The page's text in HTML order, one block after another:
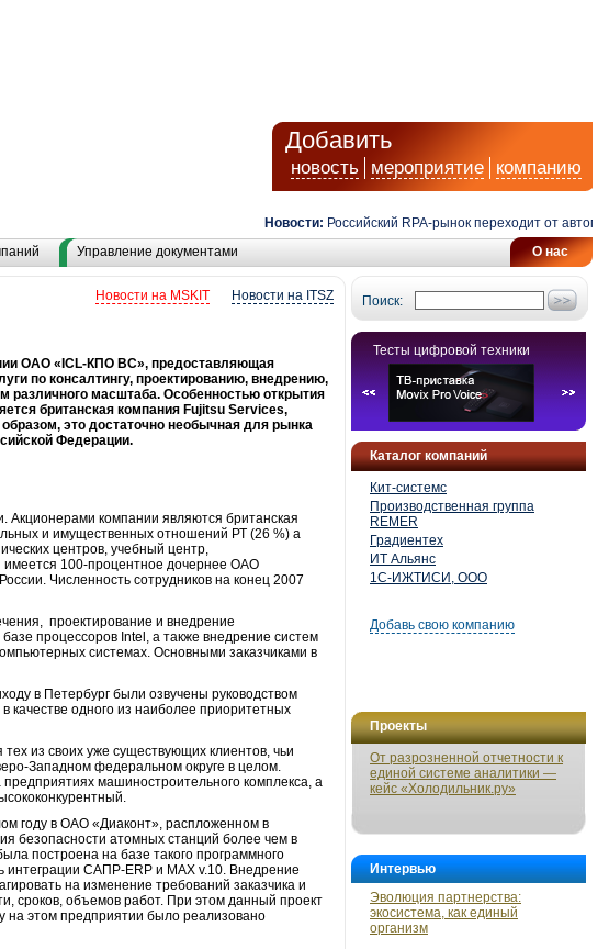
Добавить
новость мероприятие компанию
Новости: Российский RPA-рынок переходит от
О нас
Управление документами
Поиск:
Тесты цифровой техники
Каталог компаний
Кит-системс
Производственная группа
REMER
Градиентех
ИТ Альянс
1С-ИЖТИСИ, ООО
Добавь свою компанию
Проекты
От разрозненной отчетности к
единой системе аналитики —
кейс «Холодильник.ру»
Интервью
Эволюция партнерства:
экосистема, как единый
организм
Новости на ITSZ
Новости на MSKIT
ОАО «ICL-КПО ВС», предоставляющая
по консалтингу, проектированию, внедрению,
масштаба. Особенностью открытия
британская компания Fujitsu Services,
это достаточно необычная для рынка
Федерации.
компании являются британская
и имущественных отношений РТ (26 %) а
центров, учебный центр,
имеется 100-процентное дочернее ОАО
Численность сотрудников на конец 2007
проектирование и внедрение
процессоров Intel, а также внедрение систем
системах. Основными заказчиками в
в Петербург были озвучены руководством
качестве одного из наиболее приоритетных
из своих уже существующих клиентов, чьи
Западном федеральном округе в целом.
машиностроительного комплекса, а
году в ОАО «Диаконт», распложенном в
безопасности атомных станций более чем в
построена на базе такого программного
интеграции САПР-ERP и MAX v.10. Внедрение
на изменение требований заказчика и
сроков, объемов работ. При этом данный проект
на этом предприятии было реализовано